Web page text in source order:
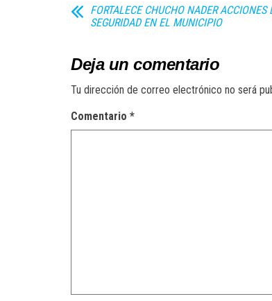
FORTALECE CHUCHO NADER ACCIONES
SEGURIDAD EN EL MUNICIPIO
Deja un comentario
Tu dirección de correo electrónico no será
Comentario *